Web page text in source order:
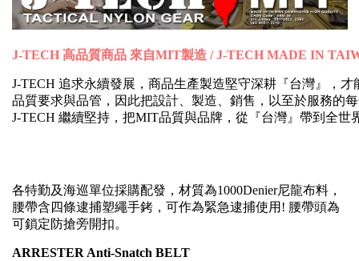
J-TECH 高品質商品 來自MIT製造 / J-TECH MADE IN
J-TECH 追求永續發展，商品生產製造堅守深耕『台灣』，
品質要求與品管，因此把設計、製造、銷售，以至於服務的
J-TECH 繼續堅持，把MIT品質與品牌，從『台灣』帶到全世
各特勤及海巡單位採購配發，材質為1000Denier尼龍布料，
腰帶含四條逮捕塑繩手銬，可作為緊急逮捕使用! 腰帶頭為
可鎖定防搶旁開扣。
ARRESTER Anti-Snatch BELT